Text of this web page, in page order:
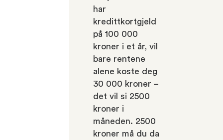
har
kredittkortgjeld
på 100 000
kroner i et år, vil
bare rentene
alene koste deg
30 000 kroner –
det vil si 2500
kroner i
måneden. 2500
kroner må du da